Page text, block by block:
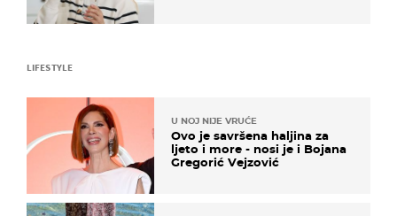
LIFESTYLE
U NOJ NIJE VRUĆE
Ovo je savršena haljina za
ljeto i more - nosi je i Bojana
Gregorić Vejzović